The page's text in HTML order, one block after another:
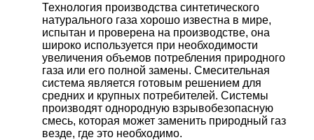
Технология производства синтетического
натурального газа хорошо известна в мире,
испытан и проверена на производстве, она
широко используется при необходимости
увеличения объемов потребления природного
газа или его полной замены. Смесительная
система является готовым решением для
средних и крупных потребителей. Системы
производят однородную взрывобезопасную
смесь, которая может заменить природный газ
везде, где это необходимо.